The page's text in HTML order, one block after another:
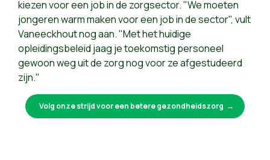
kiezen voor een job in de zorgsector. "We moeten
jongeren warm maken voor een job in de sector", vult
Vaneeckhout nog aan. "Met het huidige
opleidingsbeleid jaag je toekomstig personeel
gewoon weg uit de zorg nog voor ze afgestudeerd
zijn."
Volg onze strijd voor een betere gezondheidszorg